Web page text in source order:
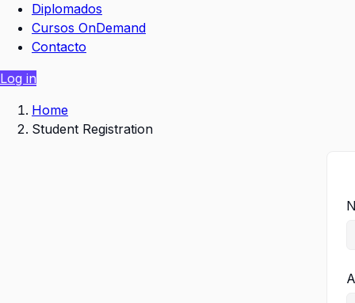
Diplomados
Cursos OnDemand
Contacto
Log in
Home
Student Registration